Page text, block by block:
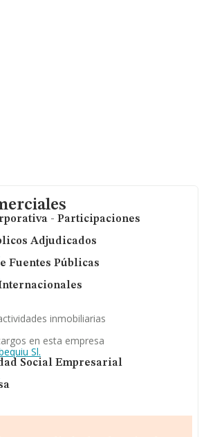
- Participaciones
Adjudicados
Fuentes Públicas
inmobiliarias
en esta empresa
Sl.
Social Empresarial